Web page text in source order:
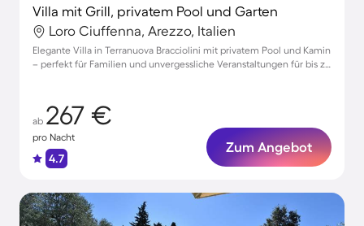
Villa mit Grill, privatem Pool und Garten
Loro Ciuffenna, Arezzo, Italien
Elegante Villa in Terranuova Bracciolini mit privatem Pool und Kamin
– perfekt für Familien und unvergessliche Veranstaltungen für bis zu
ab 267 €
pro Nacht
4.7
Zum Angebot